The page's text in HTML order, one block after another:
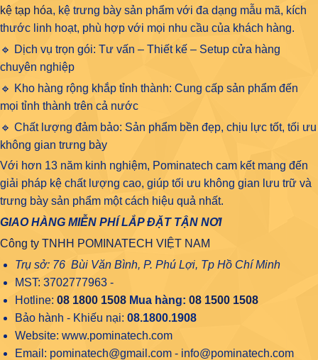
kệ tạp hóa, kệ trưng bày sản phẩm với đa dạng mẫu mã, kích
thước linh hoạt, phù hợp với mọi nhu cầu của khách hàng.
🔹 Dịch vụ trọn gói: Tư vấn – Thiết kế – Setup cửa hàng
chuyên nghiệp
🔹 Kho hàng rộng khắp tỉnh thành: Cung cấp sản phẩm đến
mọi tỉnh thành trên cả nước
🔹 Chất lượng đảm bảo: Sản phẩm bền đẹp, chịu lực tốt, tối ưu
không gian trưng bày
Với hơn 13 năm kinh nghiệm, Pominatech cam kết mang đến
giải pháp kệ chất lượng cao, giúp tối ưu không gian lưu trữ và
trưng bày sản phẩm một cách hiệu quả nhất.
GIAO HÀNG MIỄN PHÍ LẮP ĐẶT TẬN NƠI
Công ty TNHH POMINATECH VIỆT NAM
Trụ sở: 76 Bùi Văn Bình, P. Phú Lợi, Tp Hồ Chí Minh
MST: 3702777963 -
Hotline: 08 1800 1508Mua hàng: 08 1500 1508
Bảo hành - Khiếu nại: 08.1800.1908
Website: www.pominatech.com
Email: pominatech@gmail.com - info@pominatech.com